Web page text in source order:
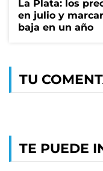
La Plata: los
en julio y
baja en un año
TU
TE PUEDE